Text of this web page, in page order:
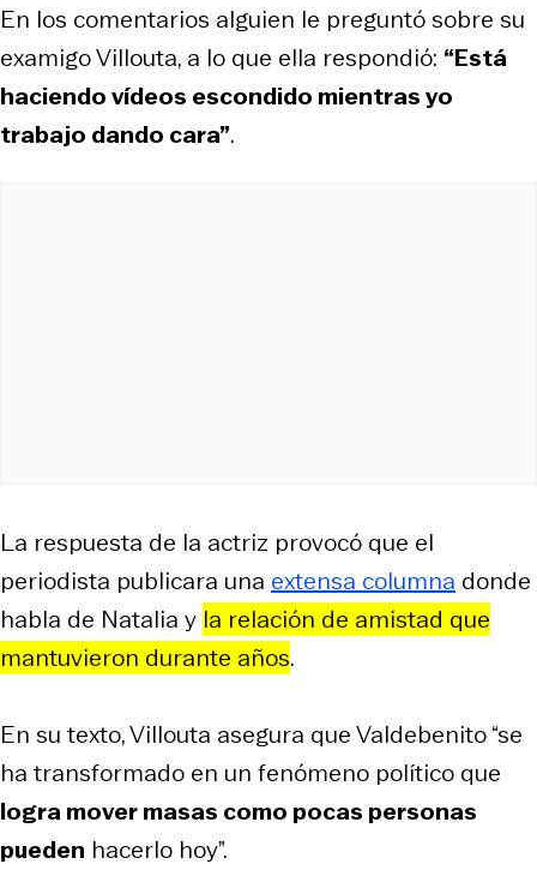
En los comentarios alguien le preguntó sobre su
examigo Villouta, a lo que ella respondió: “Está
haciendo vídeos escondido mientras yo
trabajo dando cara”.
La respuesta de la actriz provocó que el
periodista publicara una extensa columna donde
habla de Natalia y la relación de amistad que
mantuvieron durante años.
En su texto, Villouta asegura que Valdebenito “se
ha transformado en un fenómeno político que
logra mover masas como pocas personas
pueden hacerlo hoy”.